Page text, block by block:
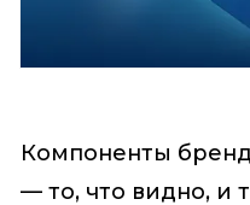
Компоненты
— то, что видно, и